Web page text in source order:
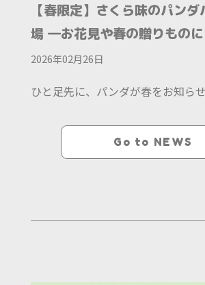
【春限定】さくら味のパン
場 ―お花見や春の贈りものに
2026年02月26日
ひと足先に、パンダが春をお知らせ
Go to NEWS